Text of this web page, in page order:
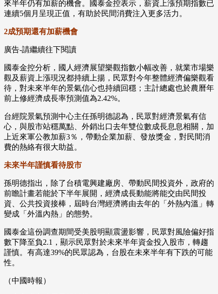
來半年仍有加薪的機會。國泰金控表示，薪資上漲預期指數已
連續5個月呈現正值，有助於民間消費注入更多活力。
2成預期還有加薪機會
廣告-請繼續往下閱讀
國泰金控分析，國人經濟展望樂觀指數小幅改善，就業市場樂
觀及薪資上漲現況都持續上揚，民眾對今年整體經濟偏樂觀看
待，對未來半年的景氣信心也持續回穩；主計總處也於農曆年
前上修經濟成長率預測值為2.42%。
台經院景氣預測中心主任孫明德認為，民眾對經濟景氣有信
心，與股市站穩萬點、外銷出口去年雙位數成長息息相關，加
上近來軍公教加薪3％，帶動企業加薪、發放獎金，對民間消
費的熱絡有很大助益。
未來半年謹慎看待股市
孫明德指出，除了台積電興建廠房、帶動民間投資外，政府的
前瞻計畫若能於下半年展開，經濟成長動能將能交由民間投
資、公共投資接棒，屆時台灣經濟將由去年的「外熱內溫」轉
變成「外溫內熱」的態勢。
國泰金這份調查期間受美股明顯震盪影響，民眾對風險偏好指
數下降至負2.1，顯示民眾對於未來半年資金投入股市，轉趨
謹慎。有高達39%的民眾認為，台股在未來半年有下跌的可能
性。
（中國時報）